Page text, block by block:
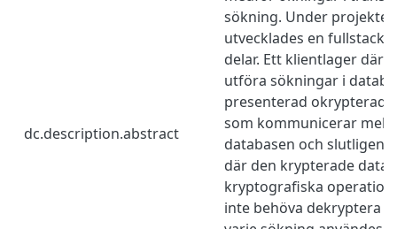
dc.description.abstract
sökning. Under
utvecklades en
delar. Ett klientlager där
utföra sökningar i
presenterad okrypterad,
som kommunicerar
databasen och slutligen
där den krypterade
kryptografiska
inte behöva dekryptera